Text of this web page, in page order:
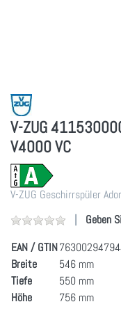
V-ZUG
V4000 VC
V-ZUG Geschirrspüler
Geben
EAN / GTIN
Breite
546 mm
Tiefe
550 mm
Höhe
756 mm